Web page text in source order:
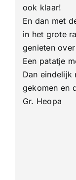
ook klaar!
En dan met
in het grote
genieten
Een patatje
Dan eindelijk
gekomen en
Gr. Heopa